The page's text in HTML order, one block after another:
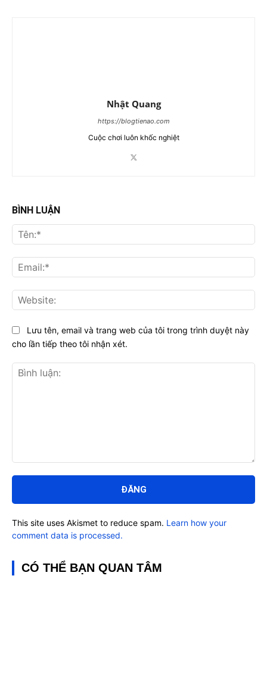
Nhật Quang
https://blogtienao.com
Cuộc chơi luôn khốc nghiệt
BÌNH LUẬN
luận:
Lưu tên, email và trang web của tôi trong trình duyệt này
cho lần tiếp theo tôi nhận xét.
This site uses Akismet to reduce spam. Learn how your
comment data is processed.
CÓ THỂ BẠN QUAN TÂM